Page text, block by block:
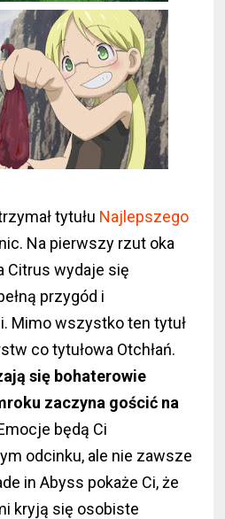
tytułu Najlepszego
Na pierwszy rzut oka
Citrus wydaje się
przygód i
Mimo wszystko ten tytuł
co tytułowa Otchłań.
się bohaterowie
zaczyna gościć na
będą Ci
odcinku, ale nie zawsze
in Abyss pokaże Ci, że
kryją się osobiste